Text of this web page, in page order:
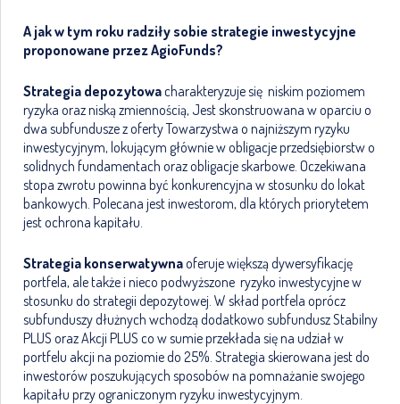
A jak w tym roku radziły sobie strategie inwestycyjne
proponowane przez AgioFunds?
Strategia depozytowacharakteryzuje się niskim poziomem
ryzyka oraz niską zmiennością, Jest skonstruowana w oparciu o
dwa subfundusze z oferty Towarzystwa o najniższym ryzyku
inwestycyjnym, lokującym głównie w obligacje przedsiębiorstw o
solidnych fundamentach oraz obligacje skarbowe. Oczekiwana
stopa zwrotu powinna być konkurencyjna w stosunku do lokat
bankowych. Polecana jest inwestorom, dla których priorytetem
jest ochrona kapitału.
Strategia konserwatywnaoferuje większą dywersyfikację
portfela, ale także i nieco podwyższone ryzyko inwestycyjne w
stosunku do strategii depozytowej. W skład portfela oprócz
subfunduszy dłużnych wchodzą dodatkowo subfundusz Stabilny
PLUS oraz Akcji PLUS co w sumie przekłada się na udział w
portfelu akcji na poziomie do 25%. Strategia skierowana jest do
inwestorów poszukujących sposobów na pomnażanie swojego
kapitału przy ograniczonym ryzyku inwestycyjnym.